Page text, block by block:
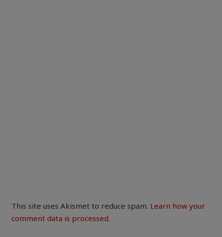
This site uses Akismet to reduce spam. Learn how your
comment data is processed.